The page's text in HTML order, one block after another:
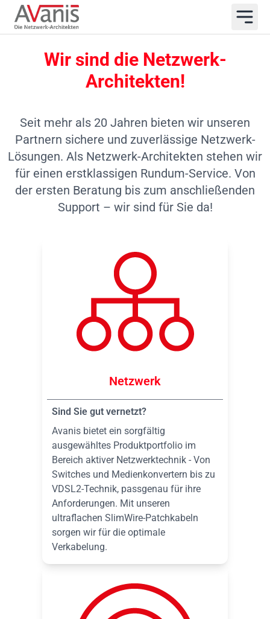
Wir sind die Netzwerk-
Architekten!
Seit mehr als 20 Jahren bieten wir unseren
Partnern sichere und zuverlässige Netzwerk-
Lösungen. Als Netzwerk-Architekten stehen wir
für einen erstklassigen Rundum-Service. Von
der ersten Beratung bis zum anschließenden
Support – wir sind für Sie da!
Netzwerk
Sind Sie gut vernetzt?
Avanis bietet ein sorgfältig
ausgewähltes Produktportfolio im
Bereich aktiver Netzwerktechnik - Von
Switches und Medienkonvertern bis zu
VDSL2-Technik, passgenau für ihre
Anforderungen. Mit unseren
ultraflachen SlimWire-Patchkabeln
sorgen wir für die optimale
Verkabelung.